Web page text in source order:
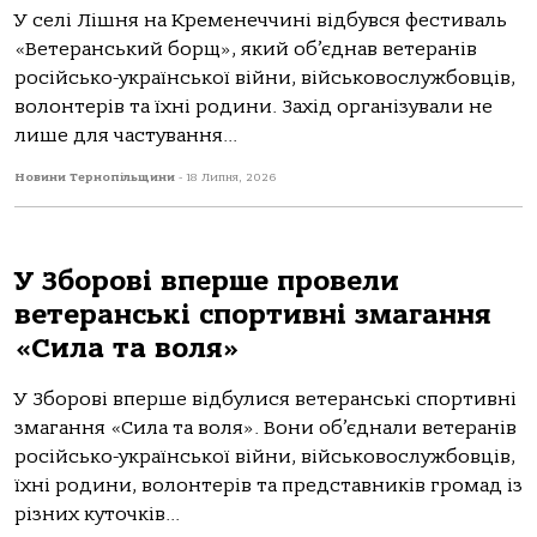
У селі Лішня на Кременеччині відбувся фестиваль
«Ветеранський борщ», який об’єднав ветеранів
російсько-української війни, військовослужбовців,
волонтерів та їхні родини. Захід організували не
лише для частування...
Новини Тернопільщини - 18 Липня, 2026
У Зборові вперше провели
ветеранські спортивні змагання
«Сила та воля»
У Зборові вперше відбулися ветеранські спортивні
змагання «Сила та воля». Вони об’єднали ветеранів
російсько-української війни, військовослужбовців,
їхні родини, волонтерів та представників громад із
різних куточків...